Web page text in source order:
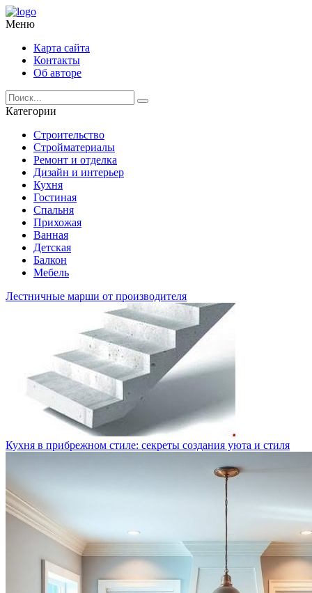
Меню
Карта сайта
Контакты
Об авторе
Категории
Строительство
Стройматериалы
Ремонт и отделка
Дизайн и интерьер
Кухня
Гостиная
Спальня
Прихожая
Ванная
Детская
Балкон
Мебель
Лестничные марши от производителя
Кухня в прибрежном стиле: секреты создания уюта и стиля